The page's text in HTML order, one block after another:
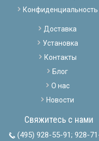
Конфиденциальность
Доставка
Установка
Контакты
Блог
О нас
Новости
Свяжитесь с нами
(495) 928-55-91; 928-